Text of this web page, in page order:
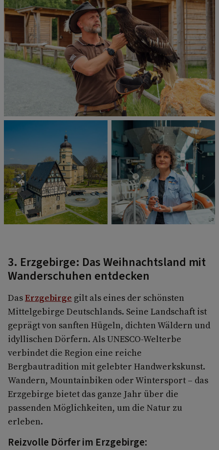
3. Erzgebirge: Das Weihnachtsland mit
Wanderschuhen entdecken
DasErzgebirge gilt als eines der schönsten
Mittelgebirge Deutschlands. Seine Landschaft ist
geprägt von sanften Hügeln, dichten Wäldern und
idyllischen Dörfern. Als UNESCO-Welterbe
verbindet die Region eine reiche
Bergbautradition mit gelebter Handwerkskunst.
Wandern, Mountainbiken oder Wintersport – das
Erzgebirge bietet das ganze Jahr über die
passenden Möglichkeiten, um die Natur zu
erleben.
Reizvolle Dörfer im Erzgebirge: